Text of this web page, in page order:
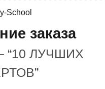
заказа
“10 ЛУЧШИХ